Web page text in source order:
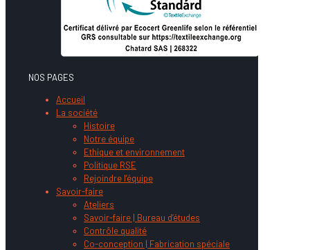
NOS PAGES
Accueil
La société
Histoire
Notre équipe
Ethique et environnement
Politique RSE
Rejoindre l’équipe
Savoir-faire
Ateliers
Savoir-faire | Bureau d’études
Contrôle qualité
Co-conception | Fabrication spéciale